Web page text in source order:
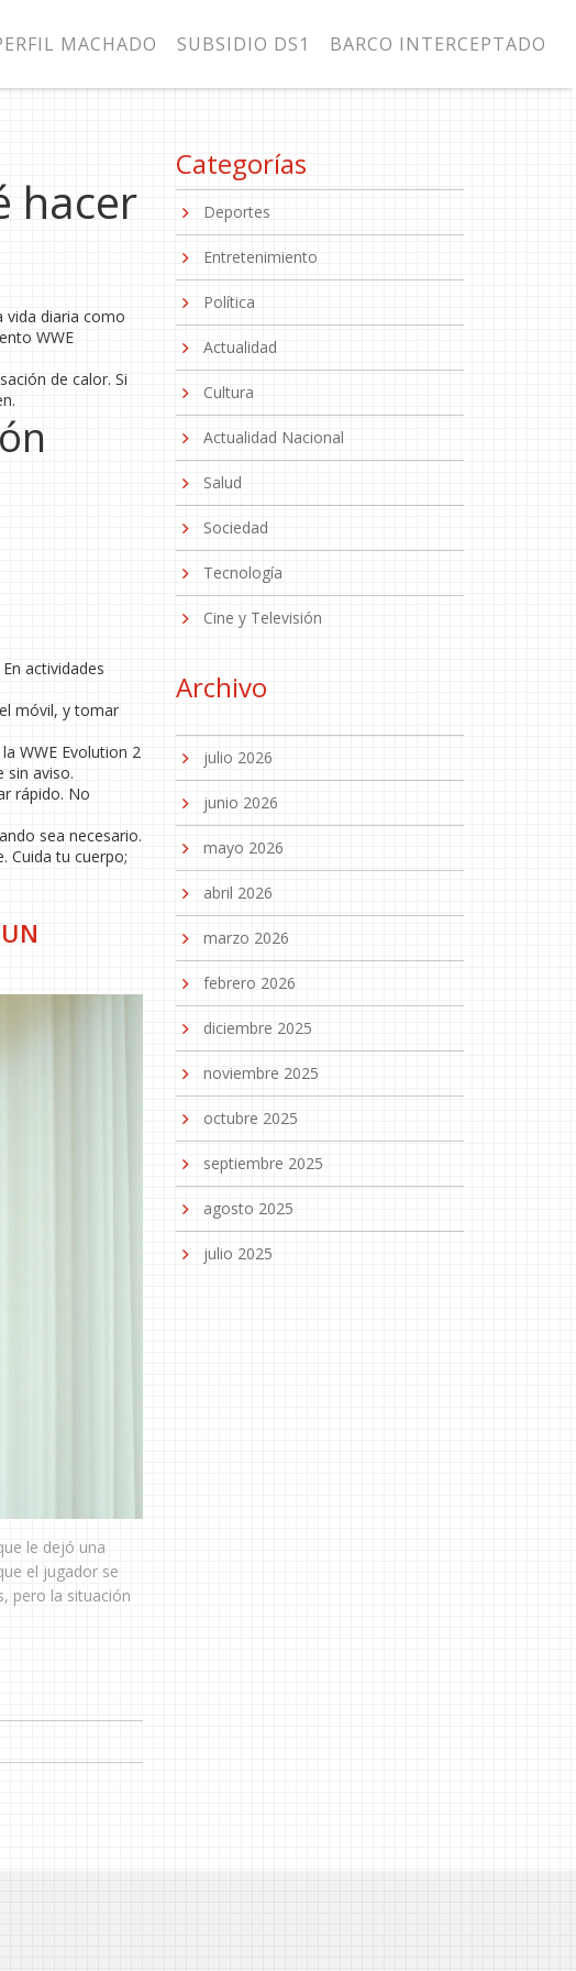
MACHADO SUBSIDIO DS1 BARCO INTERCEPTADO
hacer
vida diaria como
WWE
de calor. Si
actividades
móvil, y tomar
WWE Evolution 2
sin aviso.
rápido. No
sea necesario.
Cuida tu cuerpo;
le dejó una
el jugador se
pero la situación
Categorías
Deportes
Entretenimiento
Política
Actualidad
Cultura
Actualidad Nacional
Salud
Sociedad
Tecnología
Cine y Televisión
Archivo
julio 2026
junio 2026
mayo 2026
abril 2026
marzo 2026
febrero 2026
diciembre 2025
noviembre 2025
octubre 2025
septiembre 2025
agosto 2025
julio 2025